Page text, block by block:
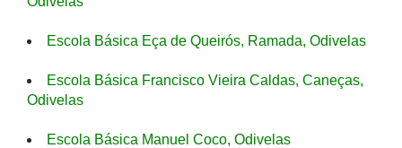
Escola Básica Eça de Queirós, Ramada, Odivelas
Escola Básica Francisco Vieira Caldas, Caneças,
Odivelas
Escola Básica Manuel Coco, Odivelas